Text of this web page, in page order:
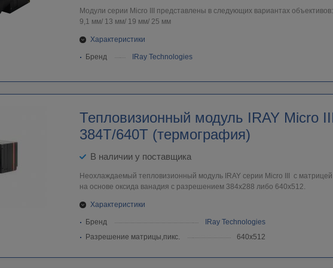
Модули серии Micro III представлены в следующих вариантах объективов:
9,1 мм/ 13 мм/ 19 мм/ 25 мм
Характеристики
Бренд IRay Technologies
Тепловизионный модуль IRAY Micro III
384T/640T (термография)
В наличии у поставщика
Неохлаждаемый тепловизионный модуль IRAY серии Micro III c матрицей
на основе оксида ванадия с разрешением 384х288 либо 640х512.
Характеристики
Бренд
IRay Technologies
Разрешение матрицы,пикс.
640х512